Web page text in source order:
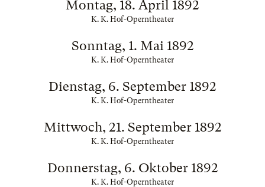
Montag, 18. April 1892
K. K. Hof-Operntheater
Sonntag, 1. Mai 1892
K. K. Hof-Operntheater
Dienstag, 6. September 1892
K. K. Hof-Operntheater
Mittwoch, 21. September 1892
K. K. Hof-Operntheater
Donnerstag, 6. Oktober 1892
K. K. Hof-Operntheater